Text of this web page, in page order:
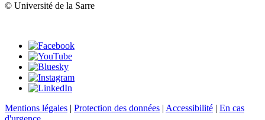
© Université de la Sarre
Mentions légales | Protection des données | Accessibilité | En cas